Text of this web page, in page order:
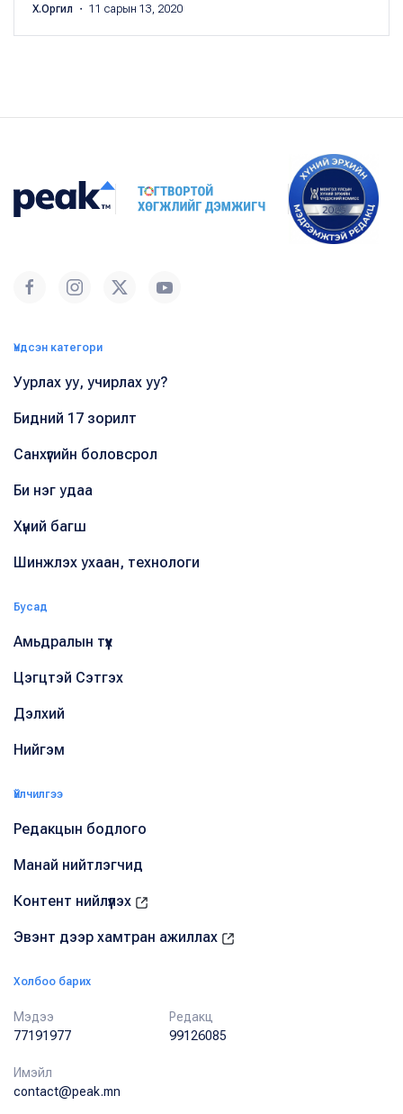
Х.Оргил ・ 11 сарын 13, 2020
Үндсэн категори
Уурлах уу, учирлах уу?
Бидний 17 зорилт
Санхүүгийн боловсрол
Би нэг удаа
Хүний багш
Шинжлэх ухаан, технологи
Бусад
Амьдралын түүх
Цэгцтэй Сэтгэх
Дэлхий
Нийгэм
Үйлчилгээ
Редакцын бодлого
Манай нийтлэгчид
Контент нийлүүлэх
Эвэнт дээр хамтран ажиллах
Холбоо барих
Мэдээ
77191977
Редакц
99126085
Имэйл
contact@peak.mn